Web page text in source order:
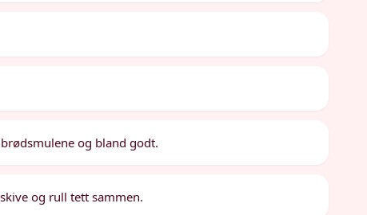
og bland godt.
og rull tett sammen.